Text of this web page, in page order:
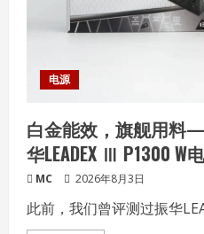
VE3
无
线
发
布
电源
白金能效，旗舰用
华LEADEX Ⅲ P1300 W
MC 2026年8月3日
此前，我们曾评测过振华